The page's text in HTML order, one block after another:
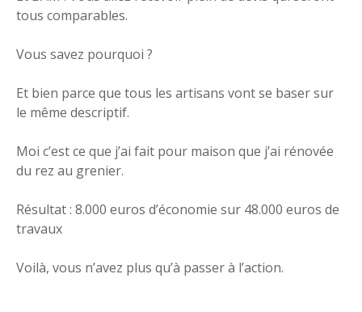
tous comparables.
Vous savez pourquoi ?
Et bien parce que tous les artisans vont se baser sur
le même descriptif.
Moi c’est ce que j’ai fait pour maison que j’ai rénovée
du rez au grenier.
Résultat : 8.000 euros d’économie sur 48.000 euros de
travaux
Voilà, vous n’avez plus qu’à passer à l’action.